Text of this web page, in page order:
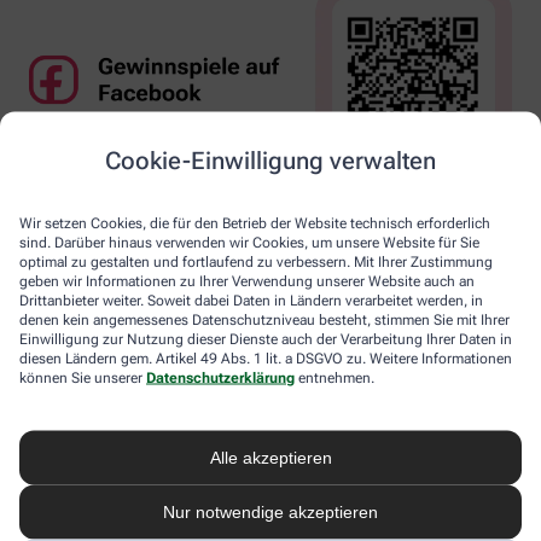
Cookie-Einwilligung verwalten
Wir setzen Cookies, die für den Betrieb der Website technisch erforderlich
sind. Darüber hinaus verwenden wir Cookies, um unsere Website für Sie
optimal zu gestalten und fortlaufend zu verbessern. Mit Ihrer Zustimmung
geben wir Informationen zu Ihrer Verwendung unserer Website auch an
Drittanbieter weiter. Soweit dabei Daten in Ländern verarbeitet werden, in
denen kein angemessenes Datenschutzniveau besteht, stimmen Sie mit Ihrer
Einwilligung zur Nutzung dieser Dienste auch der Verarbeitung Ihrer Daten in
diesen Ländern gem. Artikel 49 Abs. 1 lit. a DSGVO zu. Weitere Informationen
können Sie unserer Datenschutzerklärung entnehmen.
Alle akzeptieren
Nur notwendige akzeptieren